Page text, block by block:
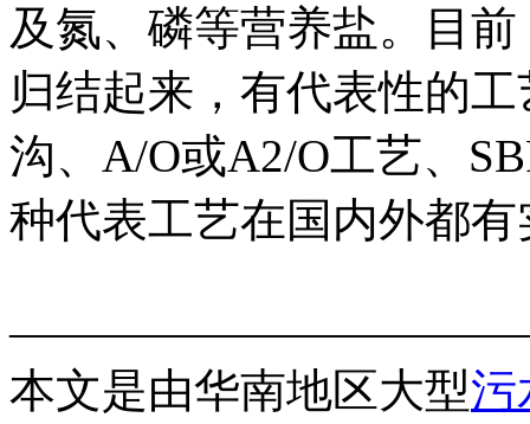
及氮、磷等营养盐。目
归结起来，有代表性的
沟、A/O或A2/O工艺、
种代表工艺在国内外都
本文是由华南地区大型污